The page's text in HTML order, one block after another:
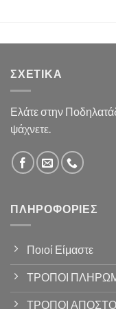
ΣΧΕΤΙΚΆ
Ελάτε στην
ψάχνετε.
ΠΛΗΡΟΦΟΡΊΕΣ
Ποιοί Είμαστε
ΤΡΟΠΟΙ
ΤΡΟΠΟΙ